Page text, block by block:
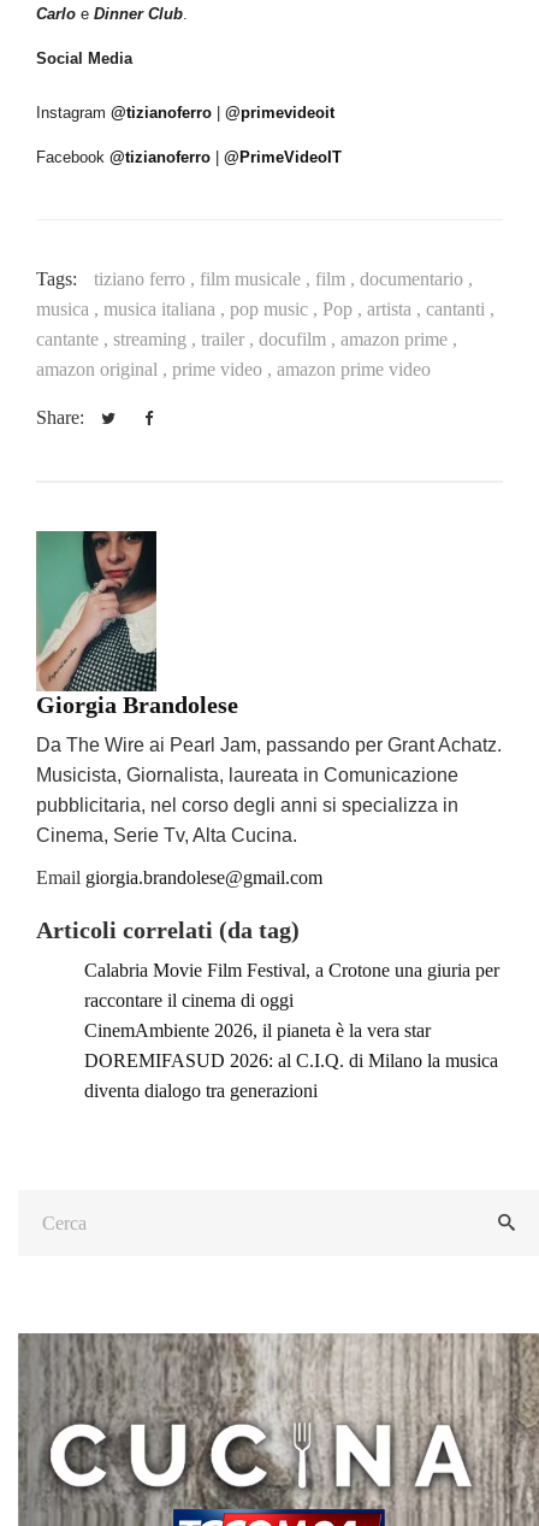
Carlo e Dinner Club.
Social Media
Instagram @tizianoferro @primevideoit
Facebook @tizianoferro @PrimeVideoIT
Tags: tiziano ferro , film musicale , film , documentario ,
musica , musica italiana , pop music , Pop , artista , cantanti ,
cantante , streaming , trailer , docufilm , amazon prime ,
amazon original , prime video , amazon prime video
Share:
Giorgia Brandolese
Da The Wire ai Pearl Jam, passando per Grant Achatz.
Musicista, Giornalista, laureata in Comunicazione
pubblicitaria, nel corso degli anni si specializza in
Cinema, Serie Tv, Alta Cucina.
Email giorgia.brandolese@gmail.com
Articoli correlati (da tag)
Calabria Movie Film Festival, a Crotone una giuria per
raccontare il cinema di oggi
CinemAmbiente 2026, il pianeta è la vera star
DOREMIFASUD 2026: al C.I.Q. di Milano la musica
diventa dialogo tra generazioni